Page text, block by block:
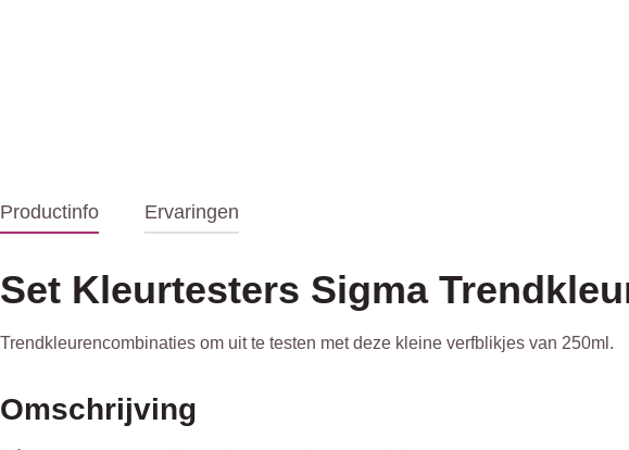
Productinfo Ervaringen
Set Kleurtesters Sigma
Trendkleurencombinaties om uit te testen met deze kleine verfblikjes van 250ml.
Omschrijving